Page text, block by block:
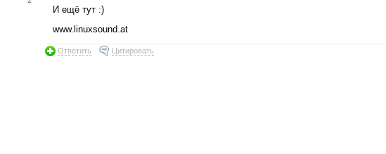
И ещё тут :)
www.linuxsound.at
Ответить Цитировать